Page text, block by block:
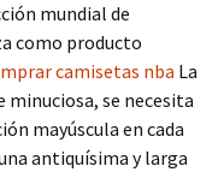
mundial de
como producto
camisetas nba La
se necesita
mayúscula en cada
antiquísima y larga